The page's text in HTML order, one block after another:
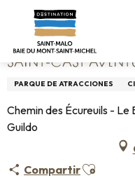
contenu
principal
Home Saint-Cast
SAINT-CAST
PARQUE DE ATRACCIONES
Chemin des Écureuils -
Guildo
CompartirAjouter